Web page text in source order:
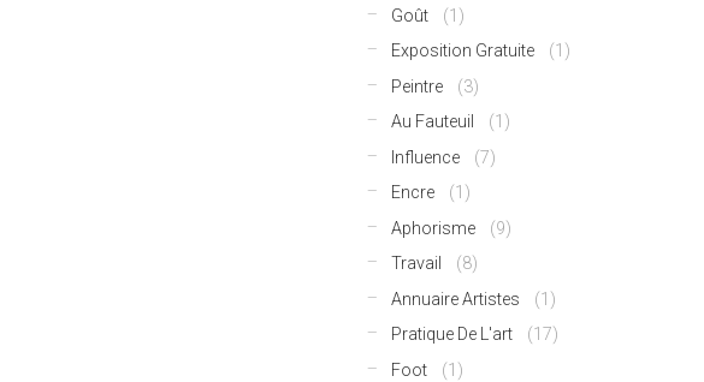
Goût
(1)
Exposition Gratuite
(1)
Peintre
(3)
Au Fauteuil
(1)
Influence
(7)
Encre
(1)
Aphorisme
(9)
Travail
(8)
Annuaire Artistes
(1)
Pratique De L'art
(17)
Foot
(1)